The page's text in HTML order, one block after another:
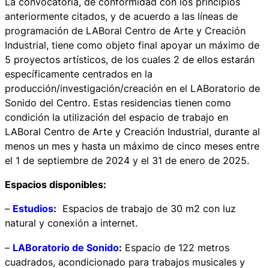
anteriormente citados, y de acuerdo a las líneas de
programación de LABoral Centro de Arte y Creación
Industrial, tiene como objeto final apoyar un máximo de
5 proyectos artísticos, de los cuales 2 de ellos estarán
específicamente centrados en la
producción/investigación/creación en el LABoratorio de
Sonido del Centro. Estas residencias tienen como
condición la utilización del espacio de trabajo en
LABoral Centro de Arte y Creación Industrial, durante al
menos un mes y hasta un máximo de cinco meses entre
el 1 de septiembre de 2024 y el 31 de enero de 2025.
Espacios disponibles:
– Estudios: Espacios de trabajo de 30 m2 con luz
natural y conexión a internet.
– LABoratorio de Sonido: Espacio de 122 metros
cuadrados, acondicionado para trabajos musicales y